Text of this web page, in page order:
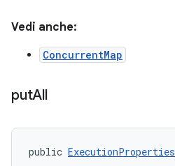
Vedi anche:
ConcurrentMap
putAll
public ExecutionProperties